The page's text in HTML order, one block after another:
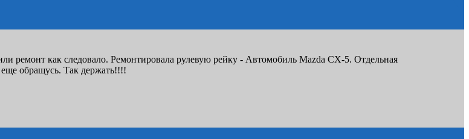
ремонт как следовало. Ремонтировала рулевую рейку - Автомобиль Mazda CX-5. Отдельная
еще обращусь. Так держать!!!!